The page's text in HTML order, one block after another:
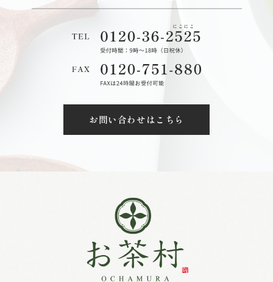
お問い合わせはこちら